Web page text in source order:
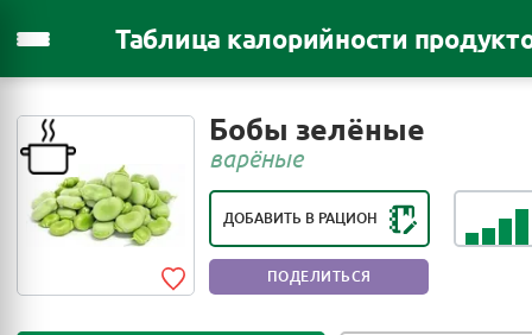
Таблица калорийности
Бобы зелёные
варёные
ДОБАВИТЬ В РАЦИОН
РЕЙТИНГ ПОЛЕЗНОСТИ ПРОДУКТА:
ОЧЕНЬ ПОЛЕЗНЫЙ ПРОДУКТ
ПОДЕЛИТЬСЯ